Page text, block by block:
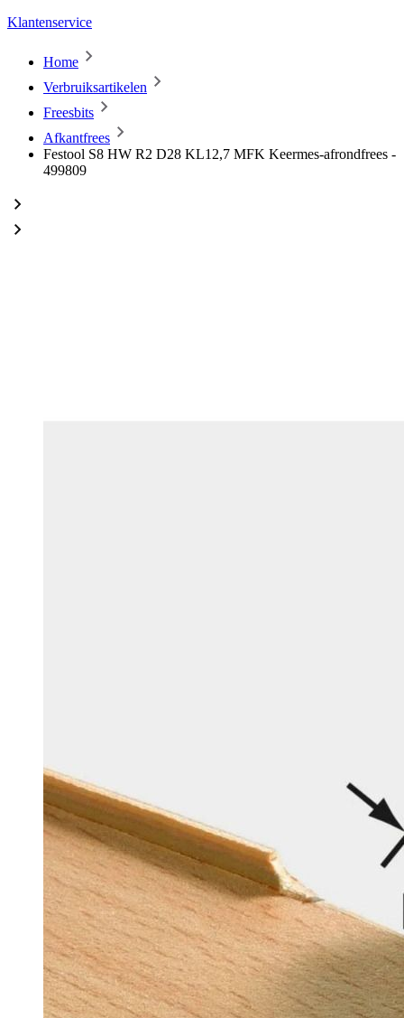
Klantenservice
Home
Verbruiksartikelen
Freesbits
Afkantfrees
Festool S8 HW R2 D28 KL12,7 MFK Keermes-afrondfrees -
499809